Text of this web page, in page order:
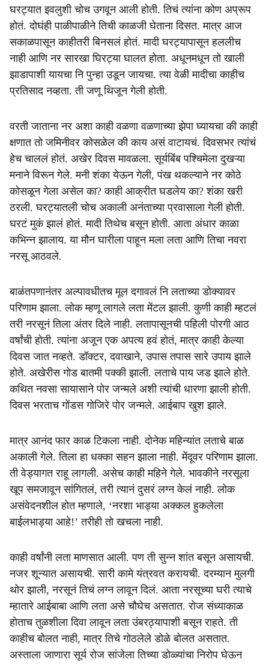
घरट्यात इवलुशी चोच उगवून आली होती. तिचं त्यांना कोण अप्रूप
होतं. दोघंही पाळीपाळीने तिची काळजी घेताना दिसत. मात्र आज
सकाळपासून काहीतरी बिनसलं होतं. मादी घरट्यापासून हललीच
नाही आणि नर सारखा घिरट्या घालत होता. अधूनमधून तो खाली
झाडापाशी यायचा नि पुन्हा उडून जायचा. त्या वेळी मादीचा काहीच
प्रतिसाद नव्हता. ती जणू थिजून गेली होती.
वरती जाताना नर अशा काही वळणा वळणाच्या झेपा घ्यायचा की काही
क्षणात तो जमिनीवर कोसळेल की काय असं वाटायचं. दिवसभर त्यांचं
हेच चाललं होतं. अखेर दिवस मावळला. सूर्यबिंब पश्चिमेला दुखऱ्या
मनाने विरून गेले. मनी शंका येऊन गेली, पंख थकल्याने नर कोठे
कोसळून गेला असेल का? काही आक्रीत घडलेय का? शंका खरी
ठरली. घरट्यातली चोच अकाली अनंताच्या प्रवासाला गेली होती.
घरटं मुकं झालं होतं. मादी तिथेच बसून होती. आता अंधार काळा
कभिन्न झालाय. या मौन घारीला पाहून मला लता आणि तिचा नवरा
नरसू आठवले.
बाळंतपणानंतर अल्पावधीतच मूल दगावलं नि लताच्या डोक्यावर
परिणाम झाला. लोक म्हणू लागले लता मेंटल झाली. कुणी काही म्हटलं
तरी नरसूनं तिला अंतर दिले नाही. लतापासूनची पहिली पोरगी आठ
वर्षांची होती. त्यांना अजून एक अपत्य हवं होतं, मात्र काही केल्या
दिवस जात नव्हते. डॉक्टर, दवाखाने, उपास तपास सारे उपाय झाले
होते. अखेरीस गोड बातमी पक्की झाली. लताचे पाय जड झाले होते.
कथित नवसा सायासाने पोर जन्मले अशी त्यांची धारणा झाली होती.
दिवस भरताच गोंडस गोजिरे पोर जन्मले. आईबाप खुश झाले.
मात्र आनंद फार काळ टिकला नाही. दोनेक महिन्यांत लताचे बाळ
अकाली गेले. तिला हा धक्का सहन झाला नाही. मेंदूवर परिणाम झाला.
ती वेड्यागत राहू लागली. असेच काही महिने गेले. भावकीने नरसूला
खूप समजावून सांगितलं, तरी त्यानं दुसरं लग्न केलं नाही. लोक
असंवेदनशील होत म्हणाले, ‘नरशा भाड्या अक्कल हुकलेला
बाईलभाड्या आहे!’ तरीही तो खचला नाही.
काही वर्षांनी लता माणसात आली. पण ती सुन्न शांत बसून असायची.
नजर शून्यात असायची. सारी कामे यंत्रवत करायची. दरम्यान मुलगी
थोर झाली, नरसूनं तिचं लग्न लावून दिलं. आता नरसूच्या घरी त्याचे
म्हातारे आईबाबा आणि लता असे चौघेच असतात. रोज संध्याकाळ
होताच तुळशीला दिवा लावून लता उंबरठ्यापाशी बसून राहते. ती
काहीच बोलत नाही, मात्र तिचे गोठलेले डोळे बोलत असतात.
अस्ताला जाणारा सूर्य रोज सांजेला तिच्या डोळ्यांचा निरोप घेऊन